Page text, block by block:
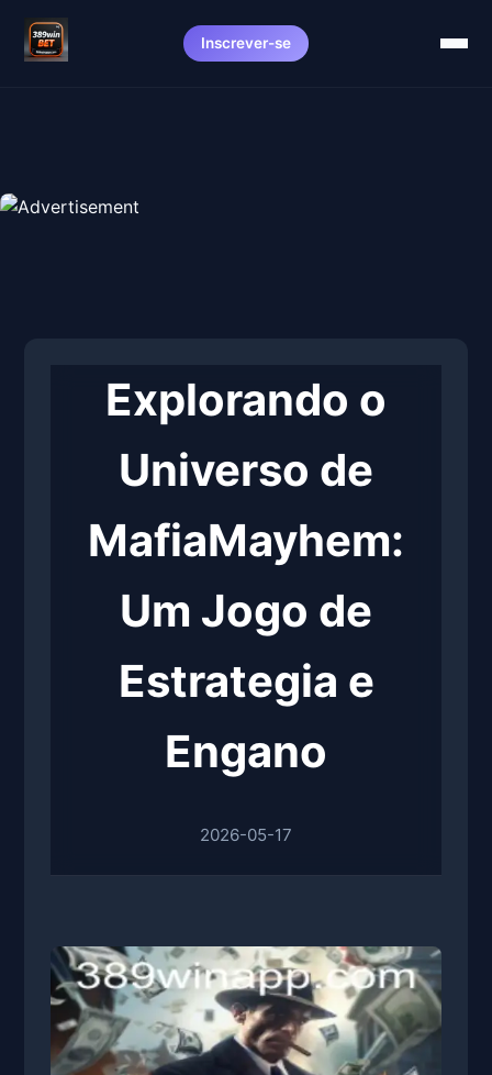
Inscrever-se
Explorando o
Universo de
MafiaMayhem:
Um Jogo de
Estrategia e
Engano
2026-05-17